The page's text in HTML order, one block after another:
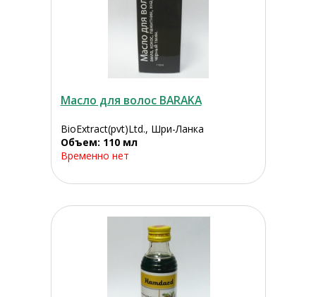
Масло для волос BARAKA
BioExtract(pvt)Ltd., Шри-Ланка
Объем: 110 мл
Временно нет